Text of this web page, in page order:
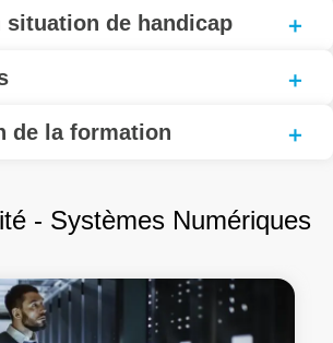
situation de handicap
de la formation
- Systèmes Numériques